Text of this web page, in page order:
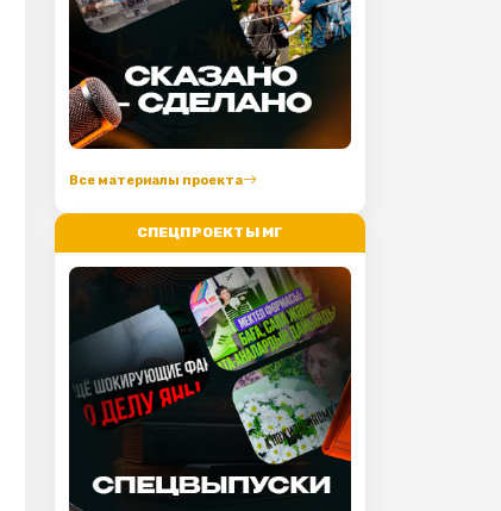
Все материалы проекта
СПЕЦПРОЕКТЫ МГ